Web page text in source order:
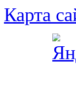
Карта